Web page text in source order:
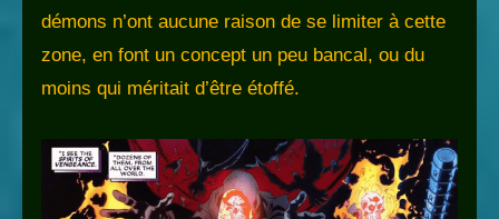
démons n’ont aucune raison de se limiter à cette
zone, en font un concept un peu bancal, ou du
moins qui méritait d’être étoffé.